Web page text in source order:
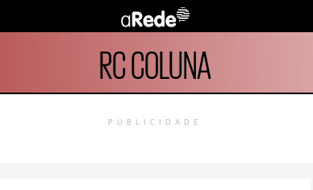
RC COLUNA
PUBLICIDADE